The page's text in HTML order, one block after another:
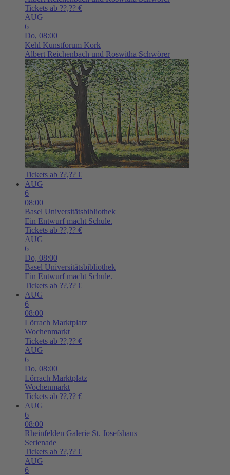
Tickets ab ??,?? €
AUG
6
Do, 08:00
Kehl Kunstforum Kork
Albert Reichenbach und Roswitha Schwörer
Tickets ab ??,?? €
AUG
6
08:00
Basel Universitätsbibliothek
Ein Entwurf macht Schule.
Tickets ab ??,?? €
AUG
6
Do, 08:00
Basel Universitätsbibliothek
Ein Entwurf macht Schule.
Tickets ab ??,?? €
AUG
6
08:00
Lörrach Marktplatz
Wochenmarkt
Tickets ab ??,?? €
AUG
6
Do, 08:00
Lörrach Marktplatz
Wochenmarkt
Tickets ab ??,?? €
AUG
6
08:00
Rheinfelden Galerie St. Josefshaus
Serienade
Tickets ab ??,?? €
AUG
6